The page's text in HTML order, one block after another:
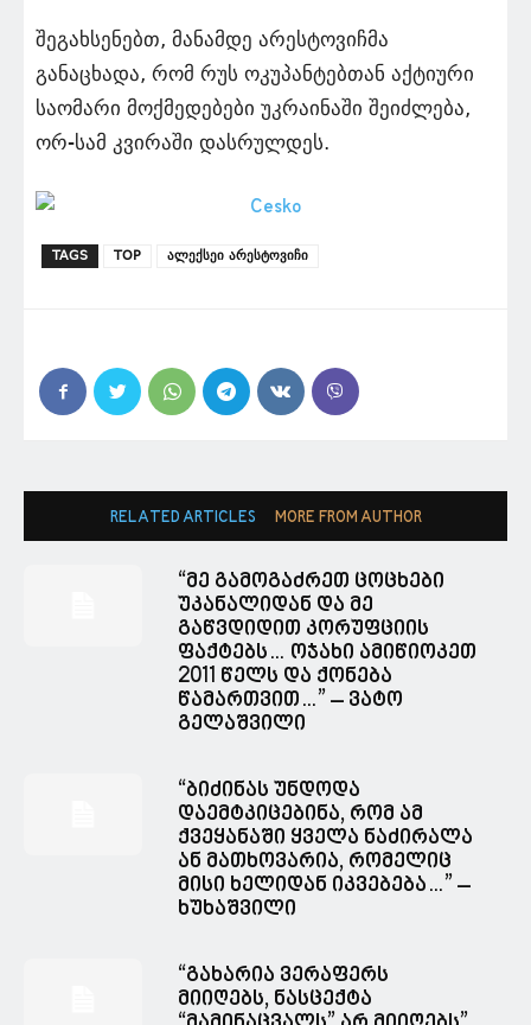
შეგახსენებთ, მანამდე არესტოვიჩმა
განაცხადა, რომ რუს ოკუპანტებთან აქტიური
საომარი მოქმედებები უკრაინაში შეიძლება,
ორ-სამ კვირაში დასრულდეს.
TAGS TOP ალექსეი არესტოვიჩი
RELATED ARTICLES MORE FROM AUTHOR
“მე გამოგაძრეთ ცოცხები
უკანალიდან და მე
გაწვდიდით კორუფციის
ფაქტებს… ოჯახი ამიწიოკეთ
2011 წელს და ქონება
წამართვით…” – ვატო
გელაშვილი
“ბიძინას უნდოდა
დაემტკიცებინა, რომ ამ
ქვეყანაში ყველა ნაძირალა
ან მათხოვარია, რომელიც
მისი ხელიდან იკვებება…” –
ხუხაშვილი
“გახარია ვერაფერს
მიიღებს, ნასცექტა